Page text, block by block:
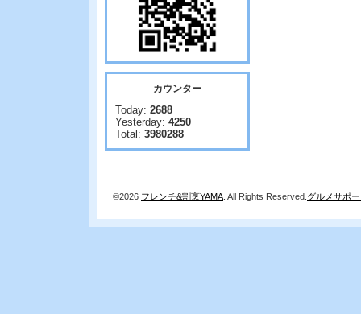
カウンター
Today: 2688
Yesterday: 4250
Total: 3980288
©2026 フレンチ&割烹YAMA . All Rights Reserved. グルメサポ